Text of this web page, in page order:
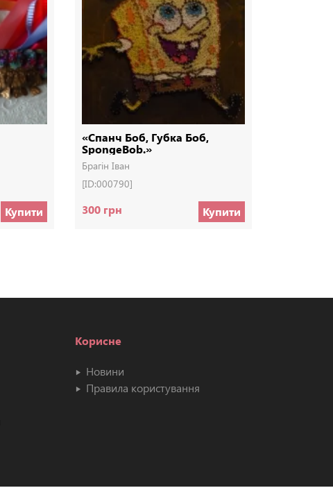
Купити
«Спанч Боб, Губка Боб,
SpongeBob.»
Брагін Іван
[ID:000790]
300 грн Купити
Корисне
Новини
Правила користування